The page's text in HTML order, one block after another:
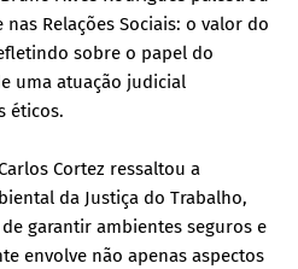
Relações Sociais: o valor do
sobre o papel do
uma atuação judicial
éticos.
Cortez ressaltou a
da Justiça do Trabalho,
garantir ambientes seguros e
envolve não apenas aspectos